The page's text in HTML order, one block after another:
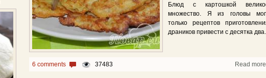
Блюд с картошкой
множество. Я из головы
только рецептов
драников привести с десятка два.
6 comments 37483 Read more